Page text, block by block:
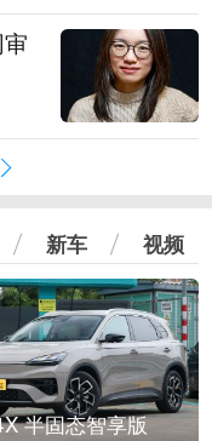
新车 视频
半固态智享版